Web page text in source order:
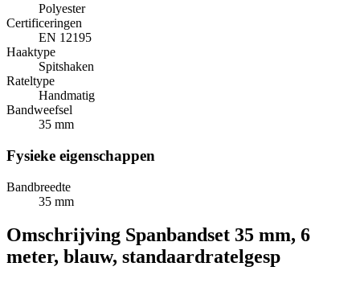
Polyester
Certificeringen
EN 12195
Haaktype
Spitshaken
Rateltype
Handmatig
Bandweefsel
35 mm
Fysieke eigenschappen
Bandbreedte
35 mm
Omschrijving Spanbandset 35 mm, 6
meter, blauw, standaardratelgesp